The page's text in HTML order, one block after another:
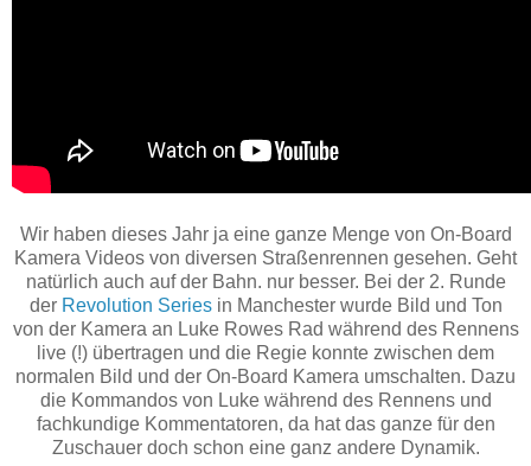
Wir haben dieses Jahr ja eine ganze Menge von On-Board
Kamera Videos von diversen Straßenrennen gesehen. Geht
natürlich auch auf der Bahn. nur besser. Bei der 2. Runde
der Revolution Seriesin Manchester wurde Bild und Ton
von der Kamera an Luke Rowes Rad während des Rennens
live (!) übertragen und die Regie konnte zwischen dem
normalen Bild und der On-Board Kamera umschalten. Dazu
die Kommandos von Luke während des Rennens und
fachkundige Kommentatoren, da hat das ganze für den
Zuschauer doch schon eine ganz andere Dynamik.